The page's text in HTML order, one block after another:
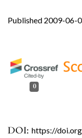
DOI: https://
Published 2009-06-
0